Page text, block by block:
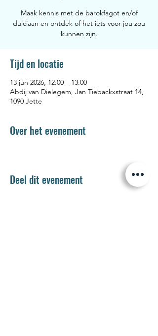
Maak kennis met de barokfagot en/of
dulciaan en ontdek of het iets voor jou zou
kunnen zijn.
Tijd en locatie
13 jun 2026, 12:00 – 13:00
Abdij van Dielegem, Jan Tiebackxstraat 14,
1090 Jette
Over het evenement
Deel dit evenement